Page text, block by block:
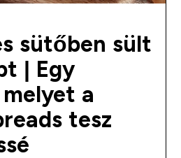
sütőben sült
| Egy
a
tesz